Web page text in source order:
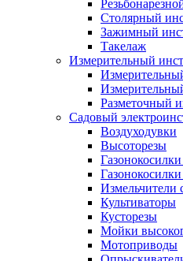
Столярный
Зажимный
Такелаж
Измерительный
Разметочный
Садовый
Воздуходувки
Высоторезы
Измельчители
Культиваторы
Кусторезы
Мойки
Мотоприводы